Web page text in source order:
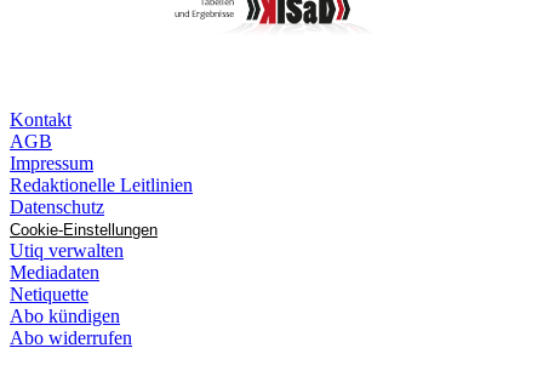
Kontakt
AGB
Impressum
Redaktionelle Leitlinien
Datenschutz
Cookie-Einstellungen
Utiq verwalten
Mediadaten
Netiquette
Abo kündigen
Abo widerrufen